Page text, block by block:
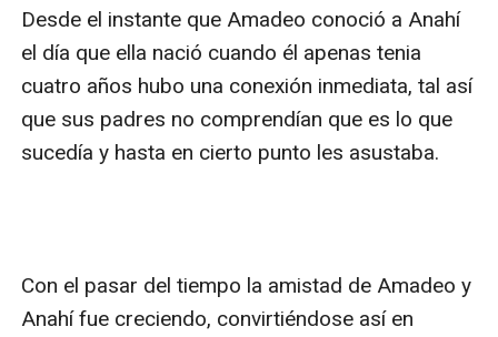
Desde el instante que Amadeo conoció a Anahí
el día que ella nació cuando él apenas tenia
cuatro años hubo una conexión inmediata, tal así
que sus padres no comprendían que es lo que
sucedía y hasta en cierto punto les asustaba.
Con el pasar del tiempo la amistad de Amadeo y
Anahí fue creciendo, convirtiéndose así en